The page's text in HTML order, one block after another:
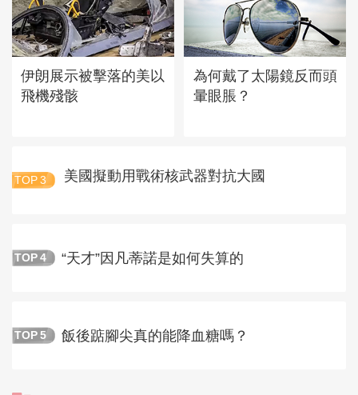
伊朗展示被擊落的美以
飛機殘骸
為何戴了太陽鏡反而頭
暈眼脹？
TOP 3 美國擬動用戰術核武器對抗大國
TOP 4 “天才”因凡蒂諾是如何失算的
TOP 5 飯後踮腳尖真的能降血糖嗎？